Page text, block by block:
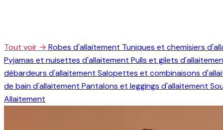
Tout voir → Robes d'allaitement Tuniques et chemisiers
Pyjamas et nuisettes d'allaitement Pulls et gilets
débardeurs d'allaitement Salopettes et combinaisons
de bain d'allaitement Pantalons et leggings d'allaitement
Allaitement